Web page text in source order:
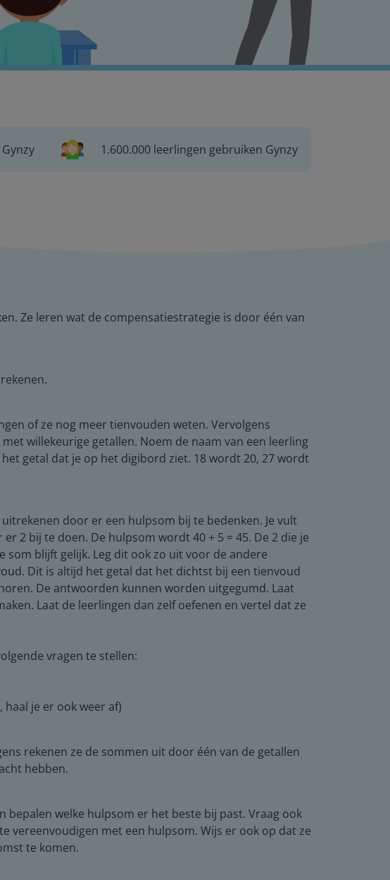
1.600.000 leerlingen gebruiken Gynzy
Ze leren wat de compensatiestrategie is door één van
of ze nog meer tienvouden weten. Vervolgens
willekeurige getallen. Noem de naam van een leerling
getal dat je op het digibord ziet. 18 wordt 20, 27 wordt
door er een hulpsom bij te bedenken. Je vult
2 bij te doen. De hulpsom wordt 40 + 5 = 45. De 2 die je
som blijft gelijk. Leg dit ook zo uit voor de andere
Dit is altijd het getal dat het dichtst bij een tienvoud
De antwoorden kunnen worden uitgegumd. Laat
Laat de leerlingen dan zelf oefenen en vertel dat ze
vragen te stellen:
je er ook weer af)
rekenen ze de sommen uit door één van de getallen
hebben.
bepalen welke hulpsom er het beste bij past. Vraag ook
vereenvoudigen met een hulpsom. Wijs er ook op dat ze
te komen.